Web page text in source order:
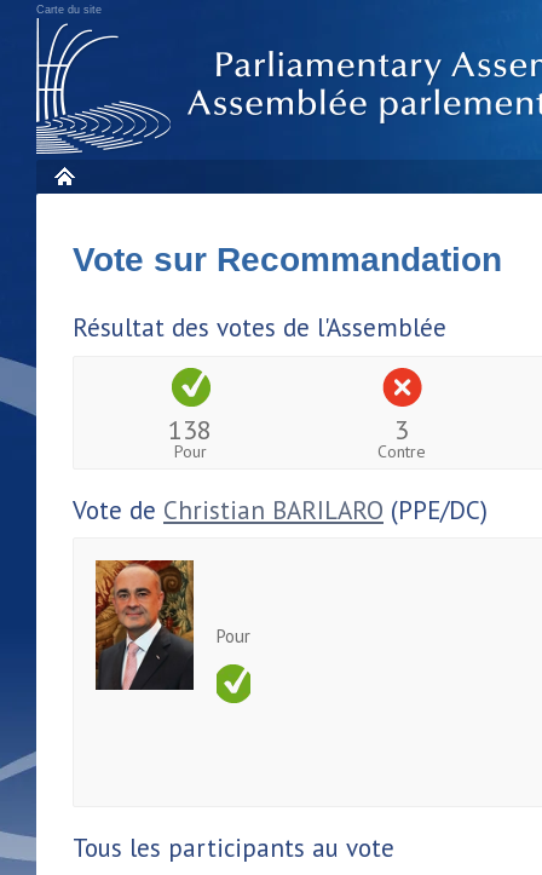
Carte du site
Vote sur Recommandation
Résultat des votes de l'Assemblée
138
Pour
3
Contre
Vote de Christian BARILARO (PPE/DC)
Pour
Tous les participants au vote